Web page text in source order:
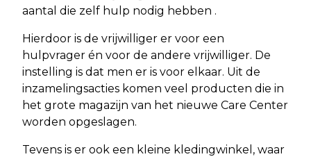
aantal die zelf hulp nodig hebben .
Hierdoor is de vrijwilliger er voor een
hulpvrager én voor de andere vrijwilliger. De
instelling is dat men er is voor elkaar. Uit de
inzamelingsacties komen veel producten die in
het grote magazijn van het nieuwe Care Center
worden opgeslagen.
Tevens is er ook een kleine kledingwinkel, waar